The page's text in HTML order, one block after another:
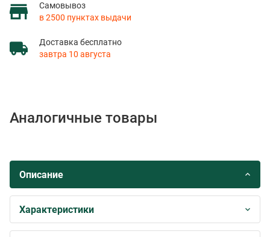
Самовывоз
в 2500 пунктах выдачи
Доставка бесплатно
завтра 10 августа
Аналогичные товары
Описание
Характеристики